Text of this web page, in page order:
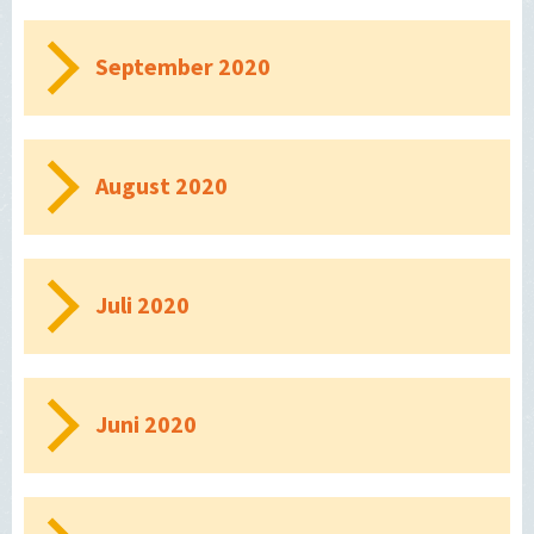
September 2020
August 2020
Juli 2020
Juni 2020